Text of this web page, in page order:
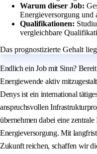
Warum dieser Job:
Energieversorgung und
Qualifikationen:
vergleichbare
Das prognostizierte Gehalt
Endlich ein Job mit Sinn?
Energiewende aktiv
Denys ist ein international
anspruchsvollen
übernehmen dabei eine
Energieversorgung. Mit
Zukunft reichen, schaffen wir